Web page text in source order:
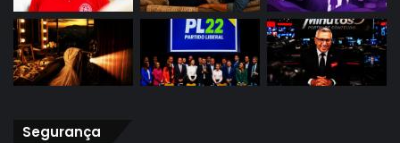
Segurança